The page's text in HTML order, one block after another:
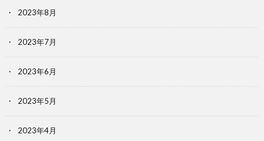
2023年8月
2023年7月
2023年6月
2023年5月
2023年4月